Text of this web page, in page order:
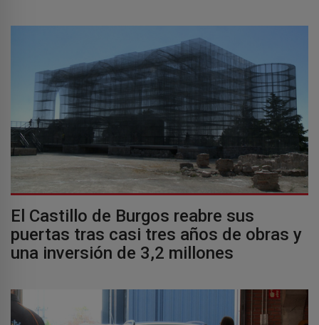
El Castillo de Burgos reabre sus
puertas tras casi tres años de obras y
una inversión de 3,2 millones